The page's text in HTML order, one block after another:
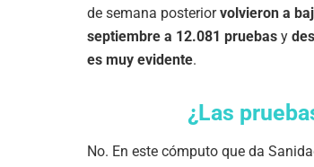
de semana posteriorvolvieron a
septiembre a 12.081 pruebas y
es muy evidente.
¿Las
No. En este cómputo que da